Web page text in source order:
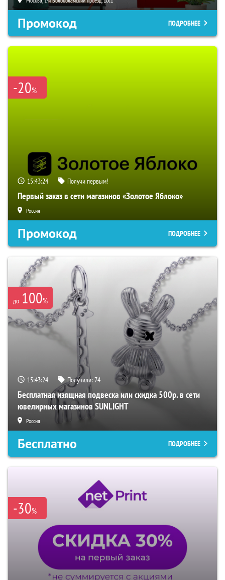
Промокод ПОДРОБНЕЕ
-20%
15:43:23 Получи первым!
Первый заказ в сети магазинов «Золотое Яблоко»
Россия
Промокод ПОДРОБНЕЕ
до 100%
15:43:23 Получили:74
Бесплатная изящная подвеска или скидка 500р. в сети
ювелирных магазинов SUNLIGHT
Россия
Бесплатно ПОДРОБНЕЕ
-30%